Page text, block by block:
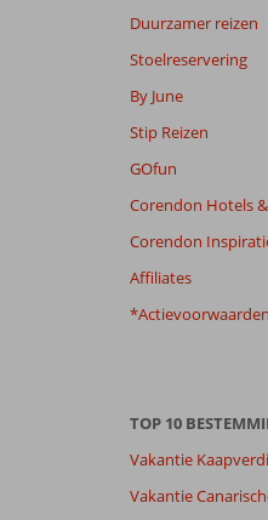
Eten
Duurzamer reizen
Stoelreservering
By June
Stip Reizen
GOfun
Corendon Hotels
Corendon
Affiliates
*Actievoorwaarden
TOP 10
Vakantie
Vakantie